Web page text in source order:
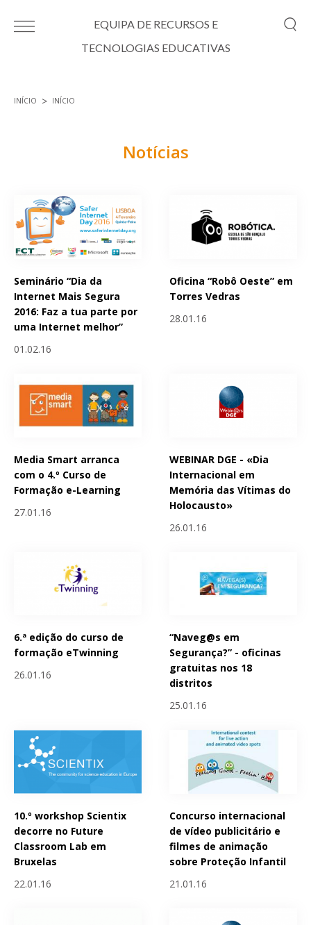
EQUIPA DE RECURSOS E
TECNOLOGIAS EDUCATIVAS
INÍCIO INÍCIO
Notícias
Seminário “Dia da
Internet Mais Segura
2016: Faz a tua parte por
uma Internet melhor”
01.02.16
Oficina “Robô Oeste” em
Torres Vedras
28.01.16
Media Smart arranca
com o 4.º Curso de
Formação e-Learning
27.01.16
WEBINAR DGE - «Dia
Internacional em
Memória das Vítimas do
Holocausto»
26.01.16
6.ª edição do curso de
formação eTwinning
26.01.16
“Naveg@s em
Segurança?” - oficinas
gratuitas nos 18
distritos
25.01.16
10.º workshop Scientix
decorre no Future
Classroom Lab em
Bruxelas
22.01.16
Concurso internacional
de vídeo publicitário e
filmes de animação
sobre Proteção Infantil
21.01.16
Páginas